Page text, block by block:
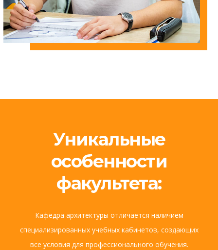
Уникальные
особенности
факультета:
Кафедра архитектуры отличается наличием
специализированных учебных кабинетов, создающих
все условия для профессионального обучения.